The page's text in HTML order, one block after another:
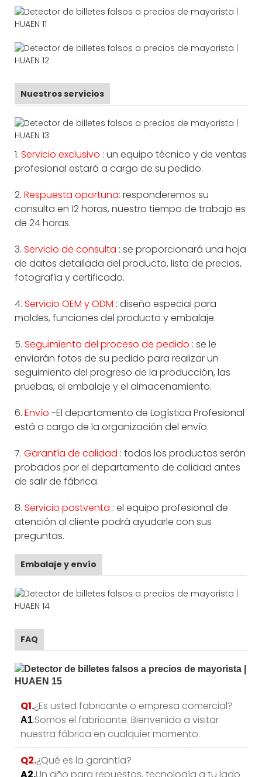
Nuestros servicios
1. Servicio exclusivo : un equipo técnico y de ventas
profesional estará a cargo de su pedido.
2. Respuesta oportuna: responderemos su
consulta en 12 horas, nuestro tiempo de trabajo es
de 24 horas.
3. Servicio de consulta : se proporcionará una hoja
de datos detallada del producto, lista de precios,
fotografía y certificado.
4. Servicio OEM y ODM : diseño especial para
moldes, funciones del producto y embalaje.
5. Seguimiento del proceso de pedido : se le
enviarán fotos de su pedido para realizar un
seguimiento del progreso de la producción, las
pruebas, el embalaje y el almacenamiento.
6. Envío -El departamento de Logística Profesional
está a cargo de la organización del envío.
7. Garantía de calidad : todos los productos serán
probados por el departamento de calidad antes
de salir de fábrica.
8. Servicio postventa : el equipo profesional de
atención al cliente podrá ayudarle con sus
preguntas.
Embalaje y envío
FAQ
Q1.¿Es usted fabricante o empresa comercial?
A1.Somos el fabricante. Bienvenido a visitar
nuestra fábrica en cualquier momento.
Q2.¿Qué es la garantía?
A2.Un año para repuestos, tecnología a tu lado